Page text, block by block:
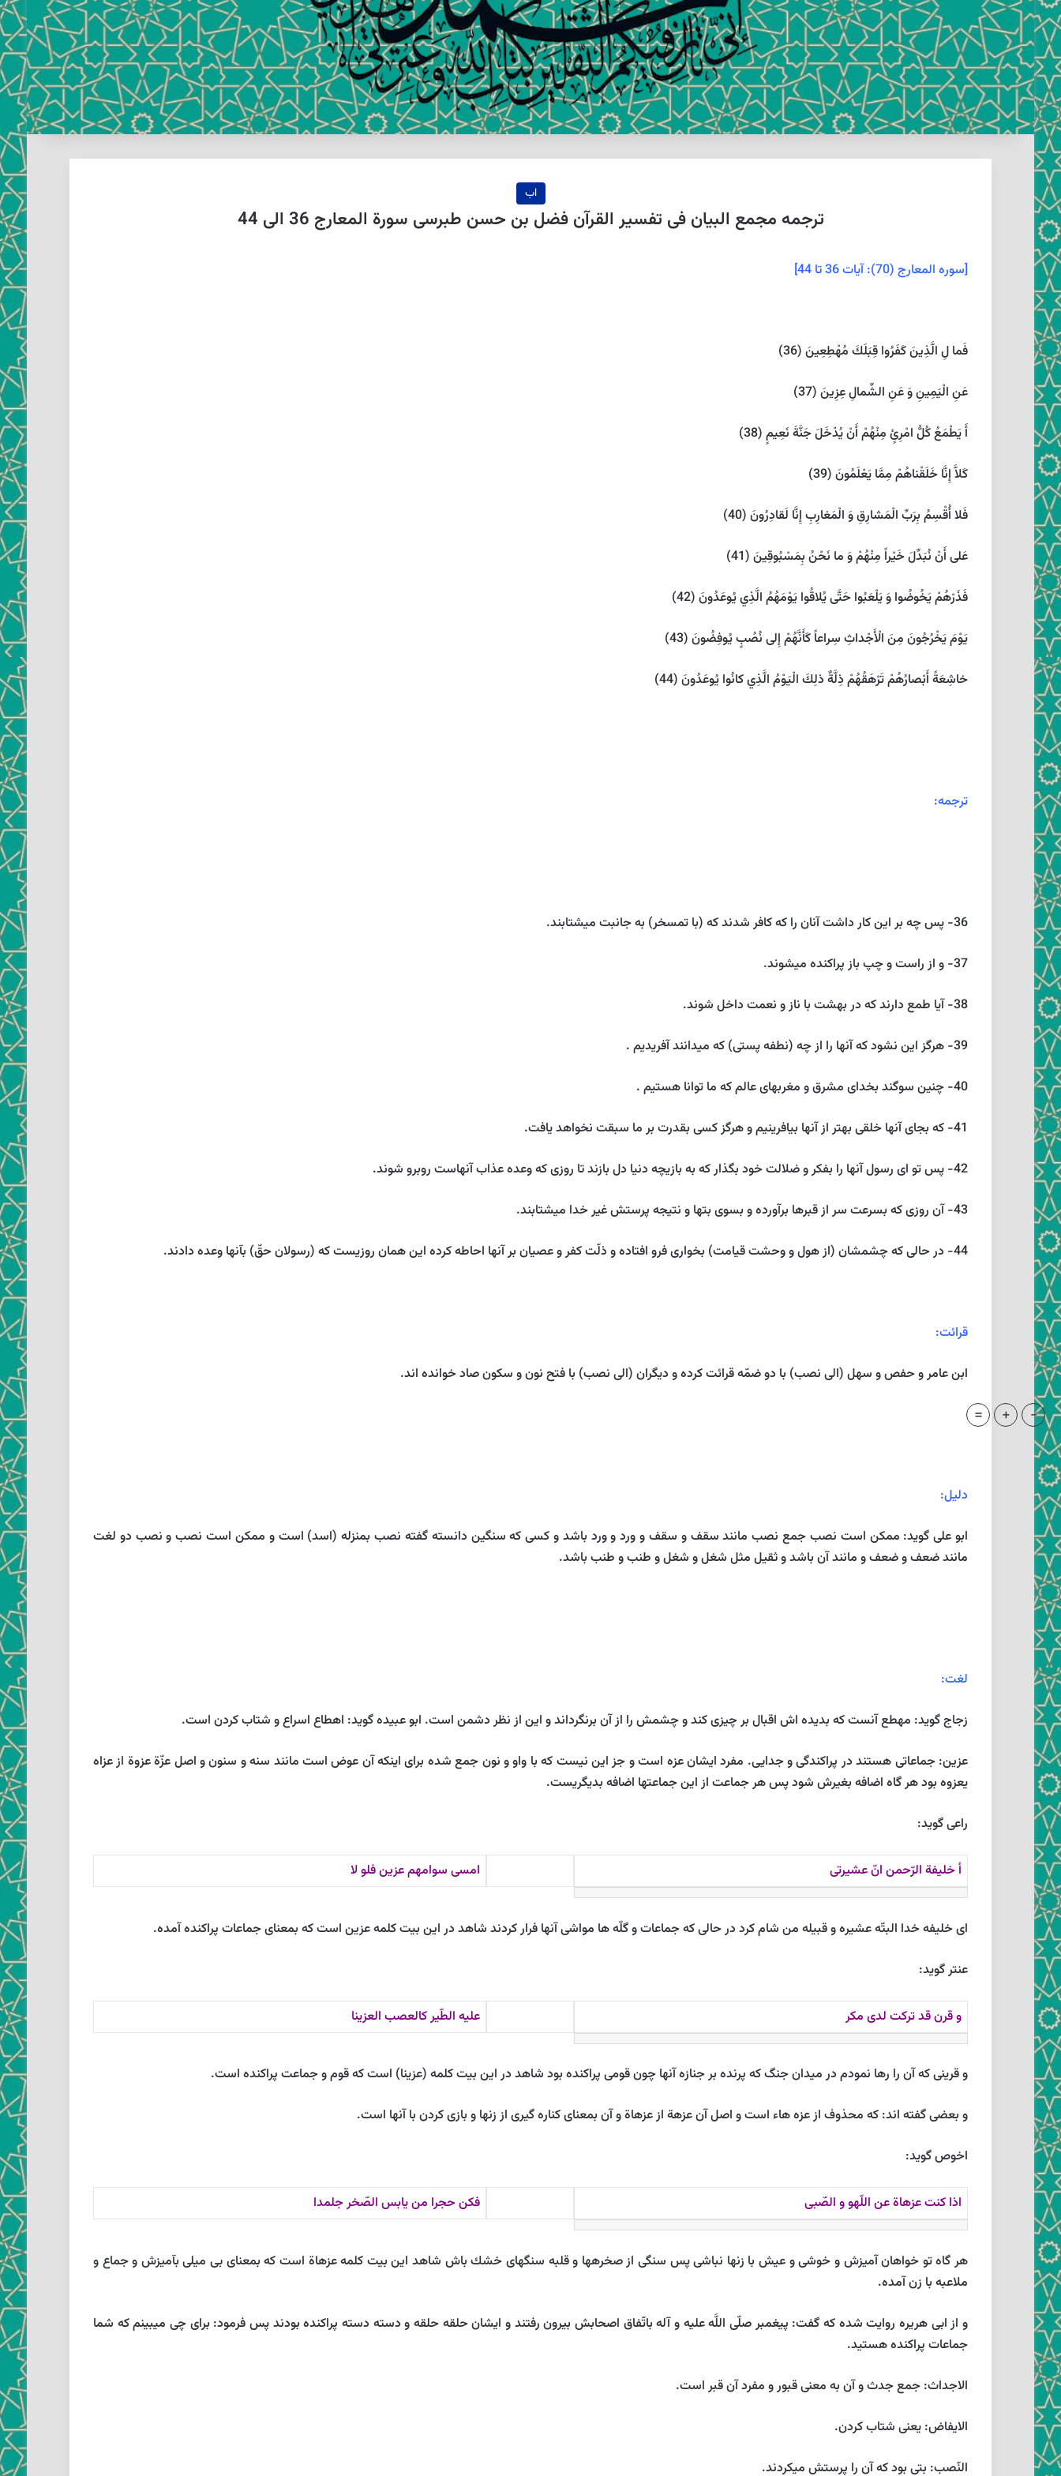
اب
ترجمه مجمع البیان فی تفسیر القرآن فضل بن حسن طبرسی سورة المعارج 36 الی 44
[سوره المعارج (70): آيات 36 تا 44]
فَما لِ الَّذِينَ كَفَرُوا قِبَلَكَ مُهْطِعِينَ (36)
عَنِ الْيَمِينِ وَ عَنِ الشِّمالِ عِزِينَ (37)
أَ يَطْمَعُ كُلُّ امْرِئٍ مِنْهُمْ أَنْ يُدْخَلَ جَنَّةَ نَعِيمٍ (38)
كَلاَّ إِنَّا خَلَقْناهُمْ مِمَّا يَعْلَمُونَ (39)
فَلا أُقْسِمُ بِرَبِّ الْمَشارِقِ وَ الْمَغارِبِ إِنَّا لَقادِرُونَ (40)
عَلى‏ أَنْ نُبَدِّلَ خَيْراً مِنْهُمْ وَ ما نَحْنُ بِمَسْبُوقِينَ (41)
فَذَرْهُمْ يَخُوضُوا وَ يَلْعَبُوا حَتَّى يُلاقُوا يَوْمَهُمُ الَّذِي يُوعَدُونَ (42)
يَوْمَ يَخْرُجُونَ مِنَ الْأَجْداثِ سِراعاً كَأَنَّهُمْ إِلى‏ نُصُبٍ يُوفِضُونَ (43)
خاشِعَةً أَبْصارُهُمْ تَرْهَقُهُمْ ذِلَّةٌ ذلِكَ الْيَوْمُ الَّذِي كانُوا يُوعَدُونَ (44)
ترجمه:
36- پس چه بر اين كار داشت آنان را كه كافر شدند كه (با تمسخر) به جانبت ميشتابند.
37- و از راست و چپ باز پراكنده ميشوند.
38- آيا طمع دارند كه در بهشت با ناز و نعمت داخل شوند.
39- هرگز اين نشود كه آنها را از چه (نطفه پستى) كه ميدانند آفريديم‏ .
40- چنين سوگند بخداى مشرق و مغربهاى عالم كه ما توانا هستيم .
41- كه بجاى آنها خلقى بهتر از آنها بيافرينيم و هرگز كسى بقدرت بر ما سبقت نخواهد يافت.
42- پس تو اى رسول آنها را بفكر و ضلالت خود بگذار كه به بازيچه دنيا دل بازند تا روزى كه وعده عذاب آنهاست روبرو شوند.
43- آن روزى كه بسرعت سر از قبرها برآورده و بسوى بتها و نتيجه پرستش غير خدا ميشتابند.
44- در حالى كه چشمشان (از هول و وحشت قيامت) بخوارى فرو افتاده و ذلّت كفر و عصيان بر آنها احاطه كرده اين همان روزيست كه (رسولان حقّ) بآنها وعده دادند.
قرائت:
ابن عامر و حفص و سهل (الى نصب) با دو ضمّه قرائت كرده و ديگران (الى نصب) با فتح نون و سكون صاد خوانده‏ اند.
دليل:
ابو على گويد: ممكن است نصب جمع نصب مانند سقف و سقف و ورد و ورد باشد و كسى كه سنگين دانسته گفته نصب بمنزله (اسد) است و ممكن است نصب و نصب دو لغت
مانند ضعف و ضعف و مانند آن باشد و ثقيل مثل شغل و شغل و طنب و طنب باشد.
لغت:
زجاج گويد: مهطع آنست كه بديده ‏اش اقبال بر چيزى كند و چشمش را از آن برنگرداند و اين از نظر دشمن است. ابو عبيده گويد: اهطاع اسراع و شتاب كردن است.
عزين: جماعاتى هستند در پراكندگى و جدايى. مفرد ايشان عزه است و جز اين نيست كه با واو و نون جمع شده براى اينكه آن عوض است مانند سنه و سنون و اصل عزّة عزوة از عزاه
يعزوه بود هر گاه اضافه بغيرش شود پس هر جماعت از اين جماعتها اضافه بديگريست.
راعى گويد:
أ خليفة الرّحمن انّ عشيرتى‏ امسى سوامهم عزين فلو لا
اى خليفه خدا البتّه عشيره و قبيله من شام كرد در حالى كه جماعات و گلّه ‏ها مواشى آنها فرار كردند شاهد در اين بيت كلمه عزين است كه بمعناى جماعات پراكنده آمده.
عنتر گويد:
و قرن قد تركت لدى مكر عليه الطّير كالعصب العزينا
و قرينى كه آن را رها نمودم در ميدان جنگ كه پرنده بر جنازه آنها چون قومى پراكنده بود شاهد در اين بيت كلمه (عزينا) است كه قوم و جماعت پراكنده است.
و بعضى گفته ‏اند: كه محذوف از عزه هاء است و اصل آن عزهة از عزهاة و آن بمعناى كناره ‏گيرى از زنها و بازى كردن با آنها است.
اخوص گويد:
اذا كنت عزهاة عن اللّهو و الصّبى‏ فكن حجرا من يابس الصّخر جلمدا
هر گاه تو خواهان آميزش و خوشى و عيش با زنها نباشى پس سنگى‏ از صخره‏ها و قلبه سنگ‏هاى خشك باش شاهد اين بيت كلمه عزهاة است كه بمعناى بى‏ ميلى بآميزش و جماع و
ملاعبه با زن آمده.
و از ابى هريره روايت شده كه گفت: پيغمبر صلّى اللَّه عليه و آله باتّفاق اصحابش بيرون رفتند و ايشان حلقه حلقه و دسته دسته پراكنده بودند پس فرمود: براى چى ميبينم كه شما
جماعات پراكنده هستيد.
الاجداث: جمع جدث و آن به معنى قبور و مفرد آن قبر است.
الايفاض: يعنى شتاب كردن.
النّصب: بتى بود كه آن را پرستش ميكردند.
-
+
=